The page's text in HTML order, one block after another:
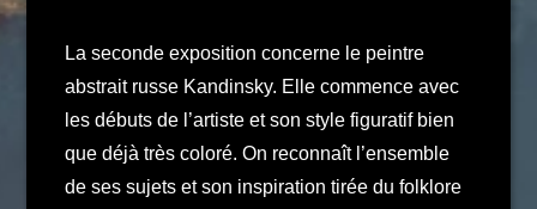
La seconde exposition concerne le peintre
abstrait russe Kandinsky. Elle commence avec
les débuts de l’artiste et son style figuratif bien
que déjà très coloré. On reconnaît l’ensemble
de ses sujets et son inspiration tirée du folklore